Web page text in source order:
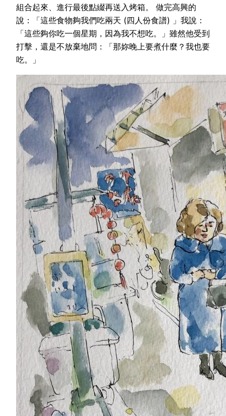
組合起來、進行最後點綴再送入烤箱。 做完高興的
說：「這些食物夠我們吃兩天 (四人份食譜) 」我說：
「這些夠你吃一個星期，因為我不想吃。」雖然他受到
打擊，還是不放棄地問：「那妳晚上要煮什麼？我也要
吃。」